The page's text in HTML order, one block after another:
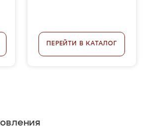
ПЕРЕЙТИ В КАТАЛОГ